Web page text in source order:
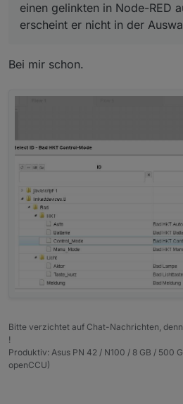
einen gelinkten in Node-RED
erscheint er nicht in der
Bei mir schon.
Bitte verzichtet auf Chat-Nachrichten,
!
Produktiv: Asus PN 42 / N100 / 8 GB / 500
openCCU)